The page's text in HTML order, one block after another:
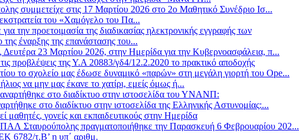
συμμετείχε στις 17 Μαρτίου 2026 στο 2ο Μαθητικό Συνέδριο Ισ...
του «Χαμόγελο του Πα...
την προετοιμασία της διαδικασίας ηλεκτρονικής εγγραφής των
έναρξης της επανάστασης του...
Δευτέρα 23 Μαρτίου 2026, στην Ημερίδα για την Κυβερνοασφάλεια, π...
προβλέψεις της Υ.Α 20883/γδ4/12.2.2020 το πρακτικό αποδοχής
το σχολείο μας έδωσε δυναμικό «παρών» στη μεγάλη γιορτή του Ope...
να μην μας έκανε το χατίρι, εμείς όμως ή...
αναρτήθηκε στο διαδίκτυο στην ιστοσελίδα του ΥΝΑΝΠ:
στο διαδίκτυο στην ιστοσελίδα της Ελληνικής Αστυνομίας:...
γονείς και εκπαιδευτικούς στην Ημερίδα
Σταυρούπολης πραγματοποιήθηκε την Παρασκευή 6 Φεβρουαρίου 202...
6782/τ.Β’ η υπ΄ αριθμ.